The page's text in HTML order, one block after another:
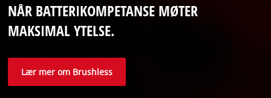
NÅR BATTERIKOMPETANSE MØTER
MAKSIMAL YTELSE.
Lær mer om Brushless